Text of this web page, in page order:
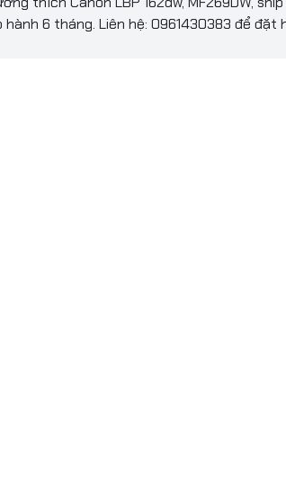
hành 6 tháng. Liên hệ: 0961430383 để đặt